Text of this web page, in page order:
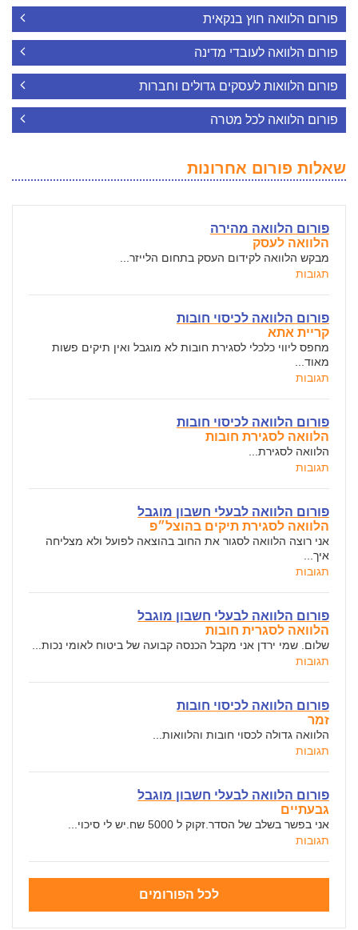
פורום הלוואה חוץ בנקאית
פורום הלוואה לעובדי מדינה
פורום הלוואות לעסקים גדולים וחברות
פורום הלוואה לכל מטרה
שאלות פורום אחרונות
פורום הלוואה מהירה
הלוואה לעסק
מבקש הלוואה לקידום העסק בתחום הלייזר...
תגובות
פורום הלוואה לכיסוי חובות
קריית אתא
מחפס ליווי כלכלי לסגירת חובות לא מוגבל ואין תיקים פשות
מאוד...
תגובות
פורום הלוואה לכיסוי חובות
הלוואה לסגירת חובות
הלוואה לסגירת...
תגובות
פורום הלוואה לבעלי חשבון מוגבל
הלוואה לסגירת תיקים בהוצל״פ
אני רוצה הלוואה לסגור את החוב בהוצאה לפועל ולא מצליחה
איך...
תגובות
פורום הלוואה לבעלי חשבון מוגבל
הלוואה לסגרית חובות
שלום. שמי ירדן אני מקבל הכנסה קבועה של ביטוח לאומי נכות...
תגובות
פורום הלוואה לכיסוי חובות
זמר
הלוואה גדולה לכסוי חובות והלוואות...
תגובות
פורום הלוואה לבעלי חשבון מוגבל
גבעתיים
אני בפשר בשלב של הסדר.זקוק ל 5000 שח.יש לי סיכוי...
תגובות
לכל הפורומים